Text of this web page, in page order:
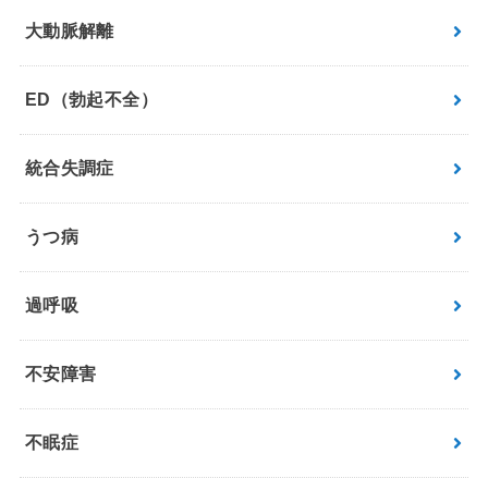
大動脈解離
ED（勃起不全）
統合失調症
うつ病
過呼吸
不安障害
不眠症